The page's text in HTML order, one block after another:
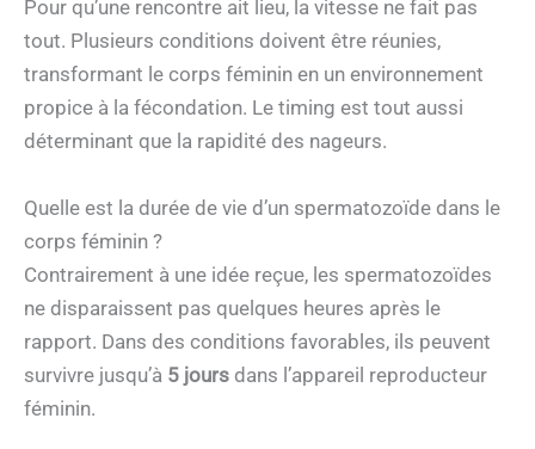
Pour qu’une rencontre ait lieu, la vitesse ne fait pas
tout. Plusieurs conditions doivent être réunies,
transformant le corps féminin en un environnement
propice à la fécondation. Le timing est tout aussi
déterminant que la rapidité des nageurs.
Quelle est la durée de vie d’un spermatozoïde dans le
corps féminin ?
Contrairement à une idée reçue, les spermatozoïdes
ne disparaissent pas quelques heures après le
rapport. Dans des conditions favorables, ils peuvent
survivre jusqu’à 5 jours dans l’appareil reproducteur
féminin.